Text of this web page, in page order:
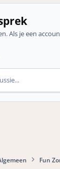
Als je een
Fun